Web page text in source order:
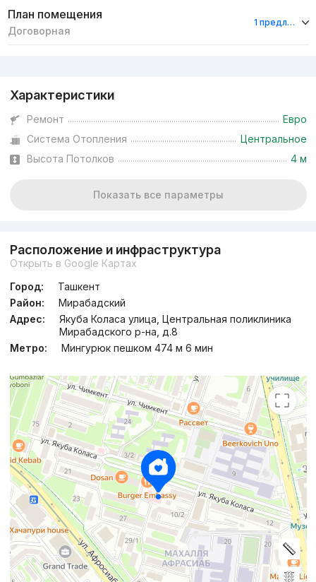
План помещения
Договорная
1 предложение
Характеристики
Ремонт
Евро
Система Отопления
Центральное
Высота Потолков
4 м
Показать все параметры
Расположение и инфраструктура
Открыть в Google Картах
Город:
Ташкент
Район:
Мирабадский
Адрес:
Якуба Коласа улица, Центральная поликлиника
Мирабадского р-на, д.8
Метро:
Мингурюк пешком 474 м 6 мин